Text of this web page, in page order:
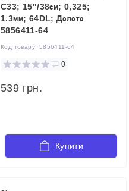
C33; 15"/38см; 0,325;
1.3мм; 64DL; Долото
5856411-64
Код товару: 5856411-64
0
539 грн.
Купити